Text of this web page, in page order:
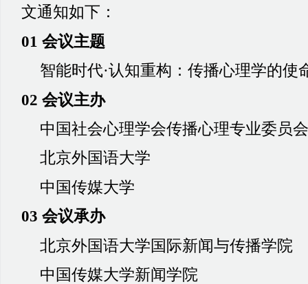
文通知如下：
01 会议主题
智能时代·认知重构：传播心理学的使
02 会议主办
中国社会心理学会传播心理专业委员会
北京外国语大学
中国传媒大学
03 会议承办
北京外国语大学国际新闻与传播学院
中国传媒大学新闻学院